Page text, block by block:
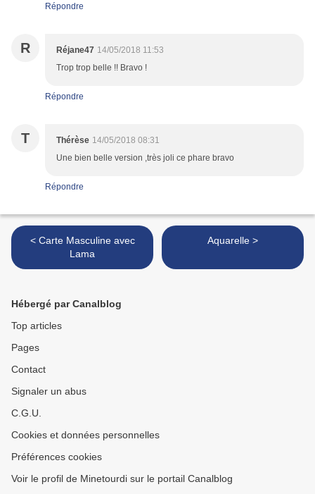
Répondre
R Réjane47 14/05/2018 11:53
Trop trop belle !! Bravo !
Répondre
T Thérèse 14/05/2018 08:31
Une bien belle version ,très joli ce phare bravo
Répondre
< Carte Masculine avec
Lama
Aquarelle >
Hébergé par Canalblog
Top articles
Pages
Contact
Signaler un abus
C.G.U.
Cookies et données personnelles
Préférences cookies
Voir le profil de Minetourdi sur le portail Canalblog